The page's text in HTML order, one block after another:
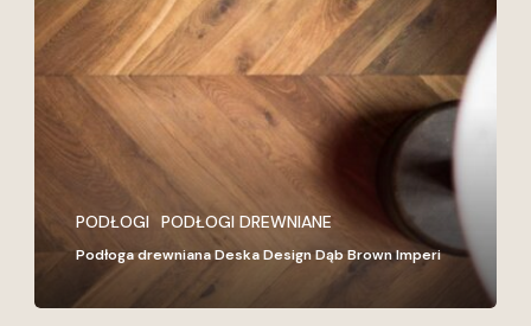
Deska
Design
Dąb
Brown
Imperi
PODŁOGI PODŁOGI DREWNIANE
Podłoga drewniana Deska Design Dąb Brown Imperi